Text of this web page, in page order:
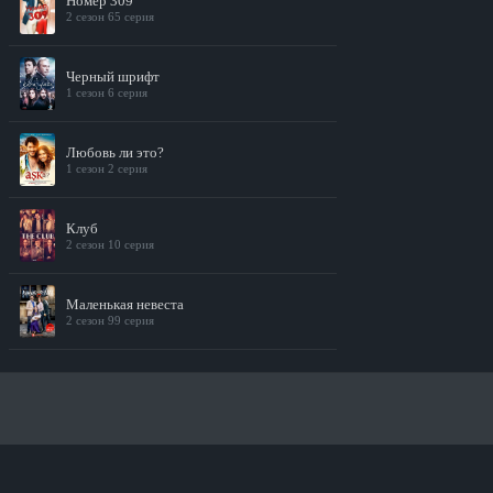
2 сезон 65 серия
Черный шрифт
1 сезон 6 серия
Любовь ли это?
1 сезон 2 серия
Клуб
2 сезон 10 серия
Маленькая невеста
2 сезон 99 серия